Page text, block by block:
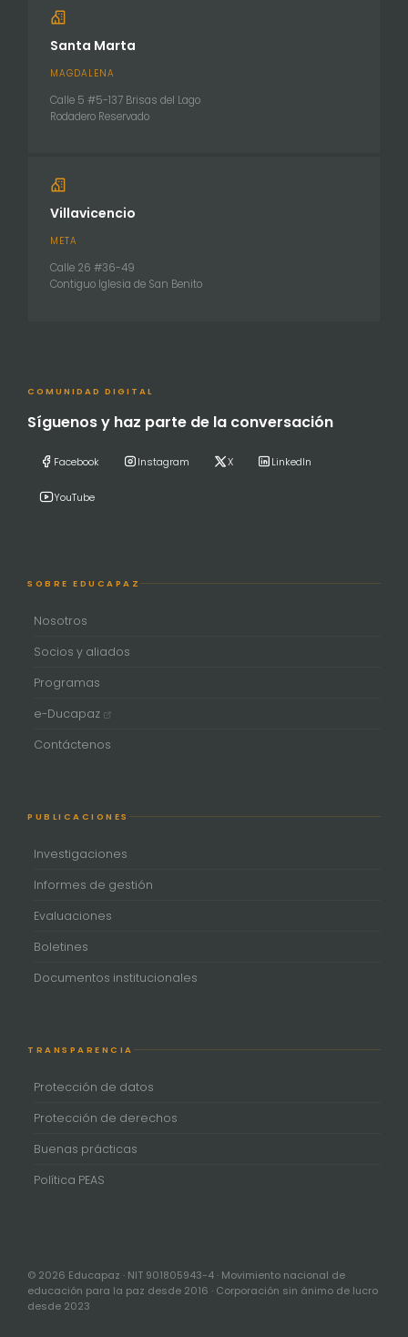
Santa Marta
MAGDALENA
Calle 5 #5-137 Brisas del Lago
Rodadero Reservado
Villavicencio
META
Calle 26 #36-49
Contiguo Iglesia de San Benito
COMUNIDAD DIGITAL
Síguenos y haz parte de la conversación
Facebook Instagram X LinkedIn
YouTube
SOBRE EDUCAPAZ
Nosotros
Socios y aliados
Programas
e-Ducapaz
Contáctenos
PUBLICACIONES
Investigaciones
Informes de gestión
Evaluaciones
Boletines
Documentos institucionales
TRANSPARENCIA
Protección de datos
Protección de derechos
Buenas prácticas
Política PEAS
© 2026 Educapaz · NIT 901805943-4 · Movimiento nacional de
educación para la paz desde 2016 · Corporación sin ánimo de lucro
desde 2023